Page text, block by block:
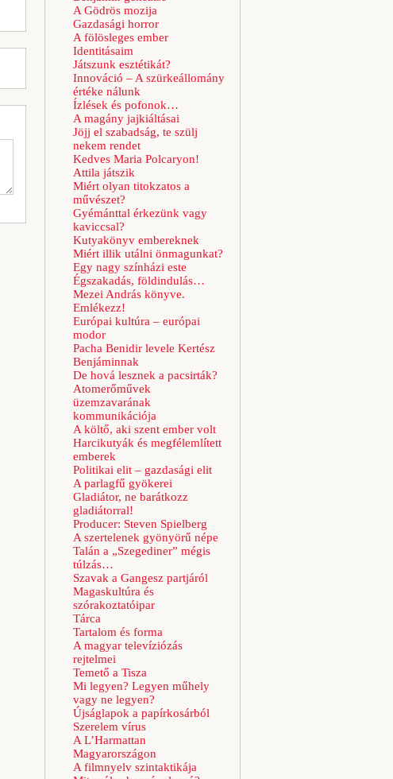
A Gödrös mozija
Gazdasági horror
A fölösleges ember
Identitásaim
Játszunk esztétikát?
Innováció – A szürkeállomány
értéke nálunk
Ízlések és pofonok…
A magány jajkiáltásai
Jöjj el szabadság, te szülj
nekem rendet
Kedves Maria Polcaryon!
Attila játszik
Miért olyan titokzatos a
művészet?
Gyémánttal érkezünk vagy
kaviccsal?
Kutyakönyv embereknek
Miért illik utálni önmagunkat?
Egy nagy színházi este
Égszakadás, földindulás…
Mezei András könyve.
Emlékezz!
Európai kultúra – európai
modor
Pacha Benidir levele Kertész
Benjáminnak
De hová lesznek a pacsirták?
Atomerőművek
üzemzavarának
kommunikációja
A költő, aki szent ember volt
Harcikutyák és megfélemlített
emberek
Politikai elit – gazdasági elit
A parlagfű gyökerei
Gladiátor, ne barátkozz
gladiátorral!
Producer: Steven Spielberg
A szertelenek gyönyörű népe
Talán a „Szegediner” mégis
túlzás…
Szavak a Gangesz partjáról
Magaskultúra és
szórakoztatóipar
Tárca
Tartalom és forma
A magyar televíziózás
rejtelmei
Temető a Tisza
Mi legyen? Legyen műhely
vagy ne legyen?
Újságlapok a papírkosárból
Szerelem vírus
A L’Harmattan
Magyarországon
A filmnyelv szintaktikája